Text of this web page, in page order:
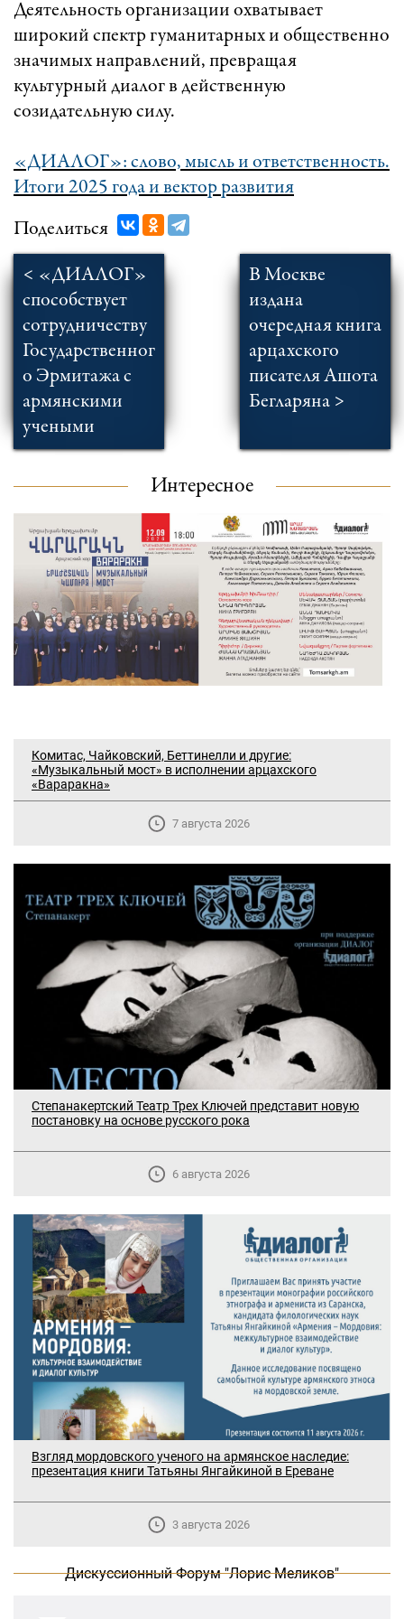
Деятельность организации охватывает
широкий спектр гуманитарных и общественно
значимых направлений, превращая
культурный диалог в действенную
созидательную силу.
«ДИАЛОГ»: слово, мысль и ответственность.
Итоги 2025 года и вектор развития
Поделиться
< «ДИАЛОГ»
способствует
сотрудничеству
Государственног
о Эрмитажа с
армянскими
учеными
В Москве
издана
очередная книга
арцахского
писателя Ашота
Бегларяна >
Интересное
Комитас, Чайковский, Беттинелли и другие:
«Музыкальный мост» в исполнении арцахского
«Вараракна»
7 августа 2026
Степанакертский Театр Трех Ключей представит новую
постановку на основе русского рока
6 августа 2026
Взгляд мордовского ученого на армянское наследие:
презентация книги Татьяны Янгайкиной в Ереване
3 августа 2026
Дискуссионный Форум "Лорис Меликов"
В Москве прошло заседание
Меликов» на тему: «ООН и
предотвращение геноцидов»
«Лорис Меликов» начинает свою
деятельность